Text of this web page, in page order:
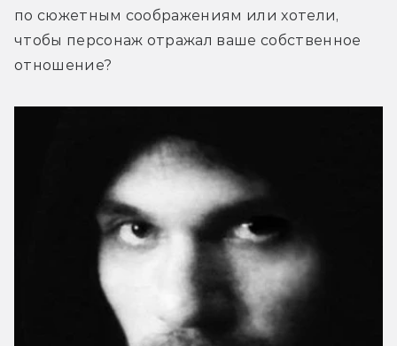
по сюжетным соображениям или хотели,
чтобы персонаж отражал ваше собственное
отношение?